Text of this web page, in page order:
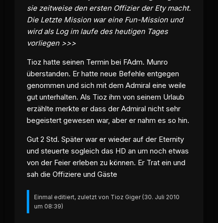
sie zeitweise den ersten Offizier der Ety macht.
Die Letzte Mission war eine Fun-Mission und
wird als Log im laufe des heutigen Tages
vorliegen >>>
Tioz hatte seinen Termin bei FAdm. Munro
überstanden. Er hatte neue Befehle entgegen
genommen und sich mit dem Admiral eine weile
gut unterhalten. Als Tioz ihm von seinem Urlaub
erzählte merkte er dass der Admiral nicht sehr
begeistert gewesen war, aber er nahm es so hin.
Gut 2 Std. Später war er wieder auf der Eternity
und steuerte sogleich das HD an um noch etwas
von der Feier erleben zu können. Er Trat ein und
sah die Offiziere und Gäste
Einmal editiert, zuletzt von Tioz Giger (30. Juli 2010
um 08:39)